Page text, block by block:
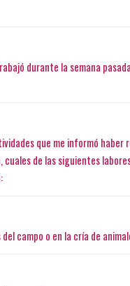
durante la semana
que me informó haber
cuales de las siguientes
campo o en la cría de